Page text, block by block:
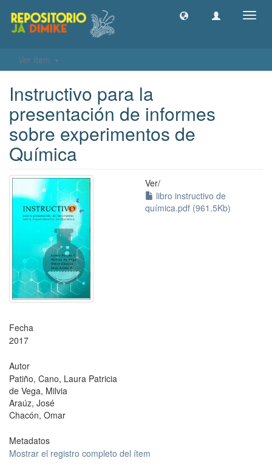
Ver ítem
Instructivo para la
presentación de informes
sobre experimentos de
Química
Ver/
libro instructivo de
química.pdf (961.5Kb)
Fecha
2017
Autor
Patiño, Cano, Laura Patricia
de Vega, Milvia
Araúz, José
Chacón, Omar
Metadatos
Mostrar el registro completo del ítem